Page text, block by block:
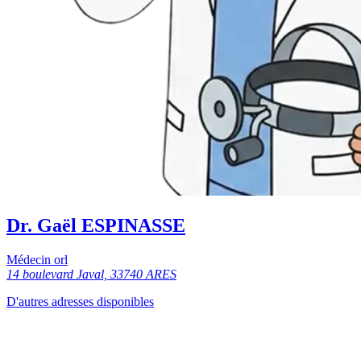
Dr. Gaël ESPINASSE
Médecin orl
14 boulevard Javal, 33740 ARES
D'autres adresses disponibles